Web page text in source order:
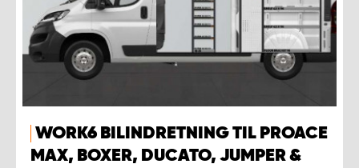
WORK6 BILINDRETNING TIL PROACE
MAX, BOXER, DUCATO, JUMPER &